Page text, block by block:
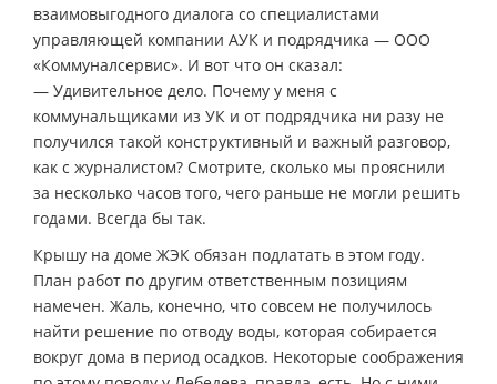
взаимовыгодного диалога со специалистами
управляющей компании АУК и подрядчика — ООО
«Коммуналсервис». И вот что он сказал:
— Удивительное дело. Почему у меня с
коммунальщиками из УК и от подрядчика ни разу не
получился такой конструктивный и важный разговор,
как с журналистом? Смотрите, сколько мы прояснили
за несколько часов того, чего раньше не могли решить
годами. Всегда бы так.
Крышу на доме ЖЭК обязан подлатать в этом году.
План работ по другим ответственным позициям
намечен. Жаль, конечно, что совсем не получилось
найти решение по отводу воды, которая собирается
вокруг дома в период осадков. Некоторые соображения